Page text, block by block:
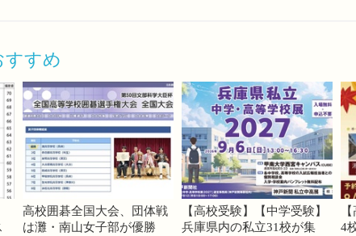
すすめ
高校囲碁全国大会、団体戦
は灘・南山女子部が優勝
【高校受験】【中学受験】
兵庫県内の私立31校が集
4